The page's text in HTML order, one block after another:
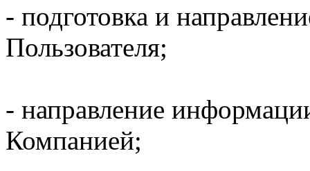
- подготовка и
Пользователя;
- направление
Компанией;